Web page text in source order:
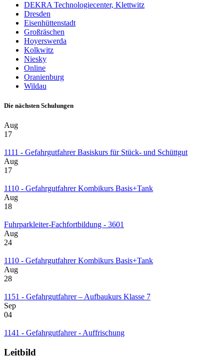
DEKRA Technologiecenter, Klettwitz
Dresden
Eisenhüttenstadt
Großräschen
Hoyerswerda
Kolkwitz
Niesky
Online
Oranienburg
Wildau
Die nächsten Schulungen
Aug
17
1111 - Gefahrgutfahrer Basiskurs für Stück- und Schüttgut
Aug
17
1110 - Gefahrgutfahrer Kombikurs Basis+Tank
Aug
18
Fuhrparkleiter-Fachfortbildung - 3601
Aug
24
1110 - Gefahrgutfahrer Kombikurs Basis+Tank
Aug
28
1151 - Gefahrgutfahrer – Aufbaukurs Klasse 7
Sep
04
1141 - Gefahrgutfahrer - Auffrischung
Leitbild